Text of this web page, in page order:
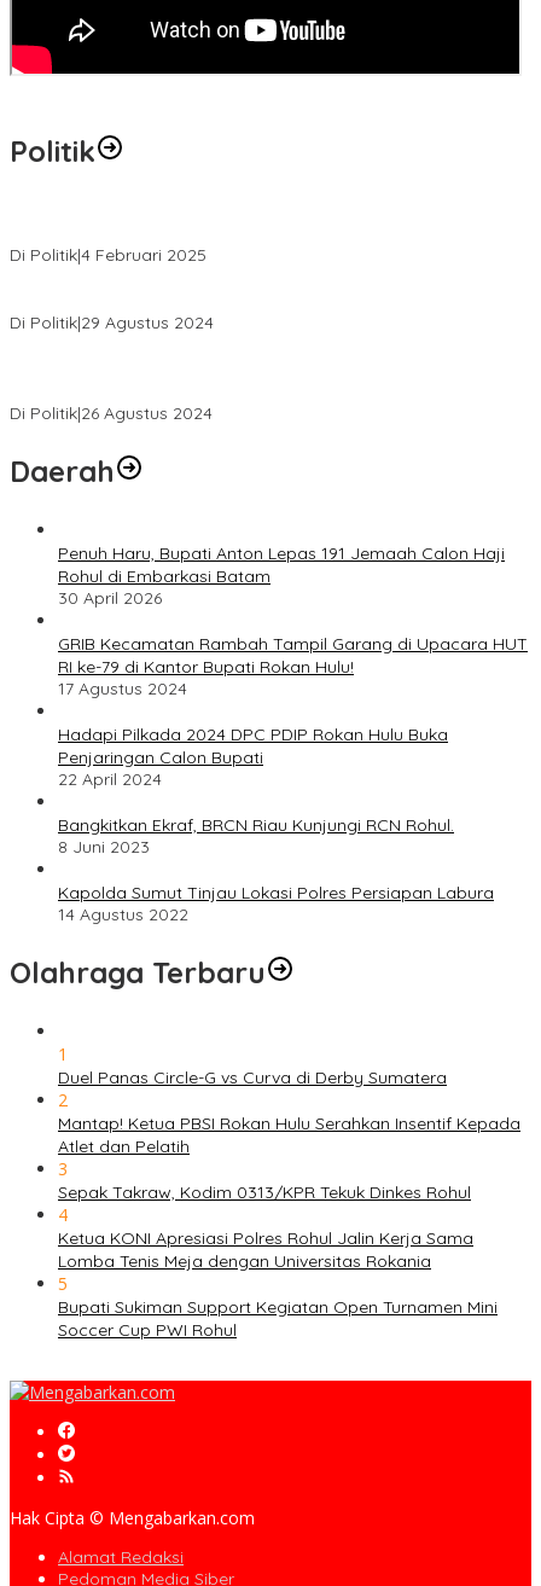
Politik
Di Politik|4 Februari 2025
Di Politik|29 Agustus 2024
Di Politik|26 Agustus 2024
Daerah
Penuh Haru, Bupati Anton Lepas 191 Jemaah Calon Haji
Rohul di Embarkasi Batam
30 April 2026
GRIB Kecamatan Rambah Tampil Garang di Upacara HUT
RI ke-79 di Kantor Bupati Rokan Hulu!
17 Agustus 2024
Hadapi Pilkada 2024 DPC PDIP Rokan Hulu Buka
Penjaringan Calon Bupati
22 April 2024
Bangkitkan Ekraf, BRCN Riau Kunjungi RCN Rohul.
8 Juni 2023
Kapolda Sumut Tinjau Lokasi Polres Persiapan Labura
14 Agustus 2022
Olahraga Terbaru
1
Duel Panas Circle-G vs Curva di Derby Sumatera
2
Mantap! Ketua PBSI Rokan Hulu Serahkan Insentif Kepada
Atlet dan Pelatih
3
Sepak Takraw, Kodim 0313/KPR Tekuk Dinkes Rohul
4
Ketua KONI Apresiasi Polres Rohul Jalin Kerja Sama
Lomba Tenis Meja dengan Universitas Rokania
5
Bupati Sukiman Support Kegiatan Open Turnamen Mini
Soccer Cup PWI Rohul
Hak Cipta © Mengabarkan.com
Alamat Redaksi
Pedoman Media Siber